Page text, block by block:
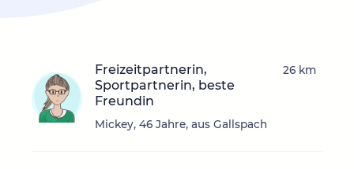
Freizeitpartnerin,
Sportpartnerin, beste
Freundin
Mickey, 46 Jahre, aus Gallspach
26 km